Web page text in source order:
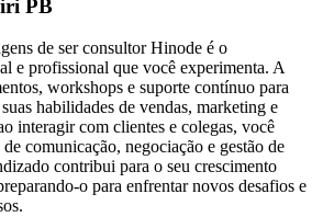
PB
de ser consultor Hinode é o
e profissional que você experimenta. A
workshops e suporte contínuo para
habilidades de vendas, marketing e
interagir com clientes e colegas, você
comunicação, negociação e gestão de
contribui para o seu crescimento
o para enfrentar novos desafios e